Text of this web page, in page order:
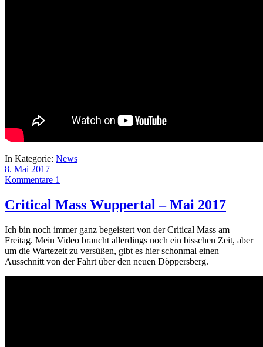
In Kategorie: News
8. Mai 2017
Kommentare 1
Critical Mass Wuppertal – Mai 2017
Ich bin noch immer ganz begeistert von der Critical Mass am
Freitag. Mein Video braucht allerdings noch ein bisschen Zeit, aber
um die Wartezeit zu versüßen, gibt es hier schonmal einen
Ausschnitt von der Fahrt über den neuen Döppersberg.